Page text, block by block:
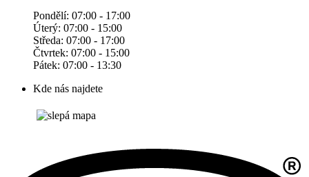
Pondělí: 07:00 - 17:00
Úterý: 07:00 - 15:00
Středa: 07:00 - 17:00
Čtvrtek: 07:00 - 15:00
Pátek: 07:00 - 13:30
Kde nás najdete